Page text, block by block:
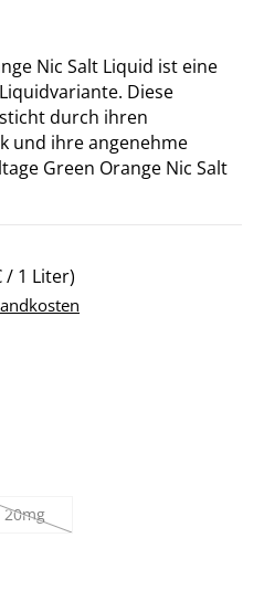
Nic Salt Liquid ist eine
Diese
durch ihren
und ihre angenehme
Green Orange Nic Salt
/ 1 Liter)
von 0 von 5 Sternen
verfügbar.)
ist zurzeit nicht verfügbar.)
20mg
(Diese Option ist zurzeit nicht